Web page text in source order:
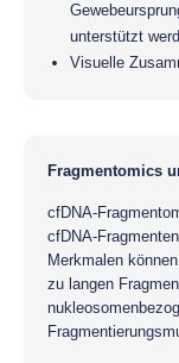
unterstützt
Visuelle
Fragmentomics
cfDNA-
cfDNA-
Merkmalen
zu langen